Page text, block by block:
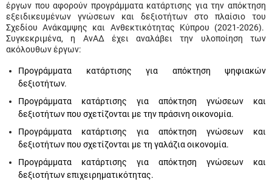
έργων που αφορούν προγράμματα κατάρτισης για την απόκτηση
εξειδικευμένων γνώσεων και δεξιοτήτων στο πλαίσιο του
Σχεδίου Ανάκαμψης και Ανθεκτικότητας Κύπρου (2021-2026).
Συγκεκριμένα, η ΑνΑΔ έχει αναλάβει την υλοποίηση των
ακόλουθων έργων:
Προγράμματα κατάρτισης για απόκτηση ψηφιακών
δεξιοτήτων.
Προγράμματα κατάρτισης για απόκτηση γνώσεων και
δεξιοτήτων που σχετίζονται με την πράσινη οικονομία.
Προγράμματα κατάρτισης για απόκτηση γνώσεων και
δεξιοτήτων που σχετίζονται με τη γαλάζια οικονομία.
Προγράμματα κατάρτισης για απόκτηση γνώσεων και
δεξιοτήτων επιχειρηματικότητας.